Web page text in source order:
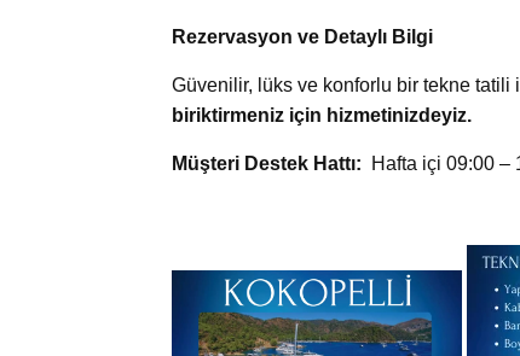
Rezervasyon ve Detaylı Bilgi
Güvenilir, lüks ve konforlu bir tekne
biriktirmeniz için hizmetinizdeyiz.
Müşteri Destek Hattı: Hafta içi 09:00 –